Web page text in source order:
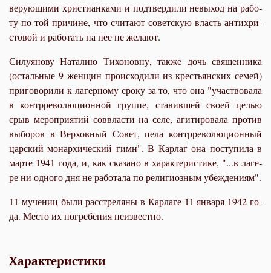
ве­ру­ю­щи­ми хри­сти­ан­ка­ми и под­твер­ди­ли невы­ход на ра­бо­
ту по той при­чине, что счи­та­ют со­вет­скую власть ан­ти­хри­
сто­вой и ра­бо­тать на нее не же­ла­ют.
Си­лу­я­но­ву На­та­лию Ти­хо­нов­ну, так­же дочь свя­щен­ни­ка
(осталь­ные 9 жен­щин про­ис­хо­ди­ли из кре­стьян­ских се­мей)
при­го­во­ри­ли к ла­гер­но­му сро­ку за то, что она "участ­во­ва­ла
в контр­ре­во­лю­ци­он­ной груп­пе, ста­вив­шей сво­ей це­лью
срыв ме­ро­при­я­тий со­ввла­сти на се­ле, аги­ти­ро­ва­ла про­тив
вы­бо­ров в Вер­хов­ный Со­вет, пе­ла контр­ре­во­лю­ци­он­ный
цар­ский мо­нар­хи­че­ский гимн". В Кар­лаг она по­сту­пи­ла в
мар­те 1941 го­да, и, как ска­за­но в ха­рак­те­ри­сти­ке, "...в ла­ге­
ре ни од­но­го дня не ра­бо­та­ла по ре­ли­ги­оз­ным убеж­де­ни­ям".
11 му­че­ниц бы­ли рас­стре­ля­ны в Кар­ла­ге 11 ян­ва­ря 1942 го­
да. Ме­сто их по­гре­бе­ния неиз­вест­но.
Характеристики